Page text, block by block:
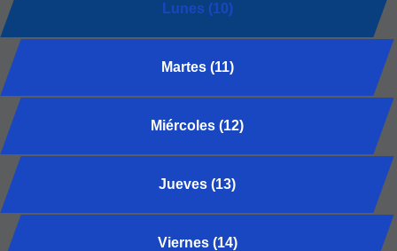
Lunes (10)
Martes (11)
Miércoles (12)
Jueves (13)
Viernes (14)